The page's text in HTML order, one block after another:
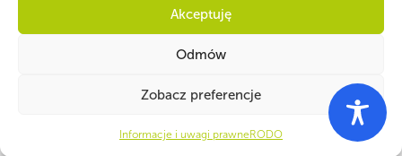
Akceptuję
Odmów
Zobacz preferencje
Informacje i uwagi prawne RODO